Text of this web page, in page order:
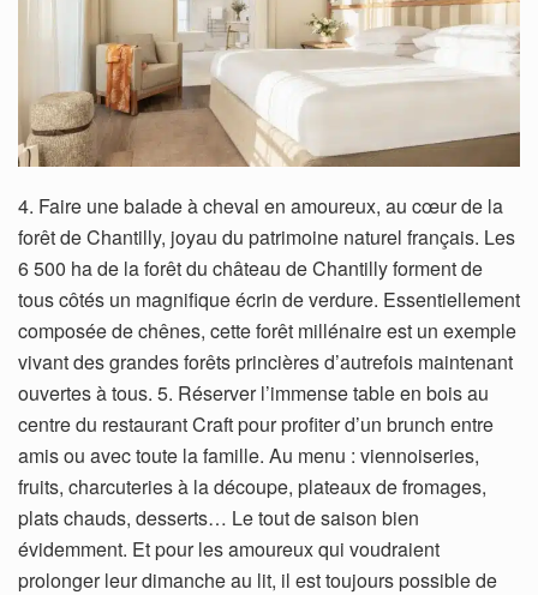
4. Faire une balade à cheval en amoureux, au cœur de la
forêt de Chantilly, joyau du patrimoine naturel français. Les
6 500 ha de la forêt du château de Chantilly forment de
tous côtés un magnifique écrin de verdure. Essentiellement
composée de chênes, cette forêt millénaire est un exemple
vivant des grandes forêts princières d’autrefois maintenant
ouvertes à tous. 5. Réserver l’immense table en bois au
centre du restaurant Craft pour profiter d’un brunch entre
amis ou avec toute la famille. Au menu : viennoiseries,
fruits, charcuteries à la découpe, plateaux de fromages,
plats chauds, desserts… Le tout de saison bien
évidemment. Et pour les amoureux qui voudraient
prolonger leur dimanche au lit, il est toujours possible de